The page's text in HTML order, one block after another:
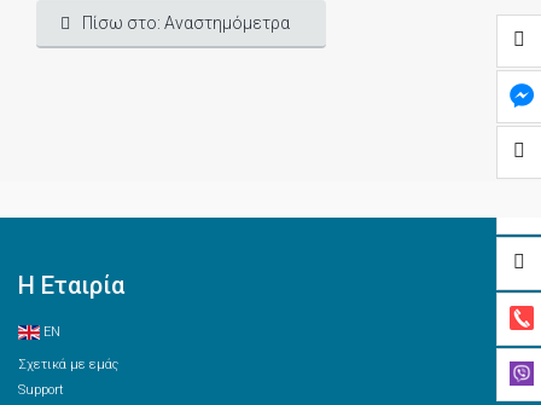
Πίσω στο: Αναστημόμετρα
Η Εταιρία
EN
Σχετικά με εμάς
Support